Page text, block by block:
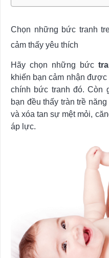
Chọn những bức tranh
cảm thấy yêu thích
Hãy chọn những bức
khiến bạn cảm nhận
chính bức tranh đó. Còn
bạn đều thấy tràn trề
và xóa tan sự mệt mỏi,
áp lực.